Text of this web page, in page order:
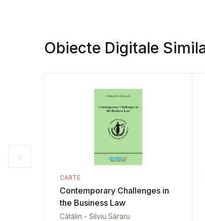
Obiecte Digitale
CARTE
Contemporary Challenges in
the Business Law
Cătălin - Silviu Săraru